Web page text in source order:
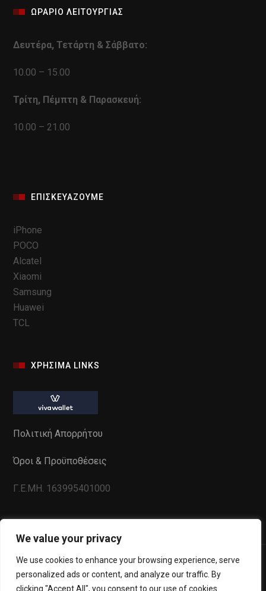
We value your privacy
We use cookies to enhance your browsing experience, serve
personalized ads or content, and analyze our traffic. By
clicking "Accept All", you consent to our use of cookies.
ΩΡΑΡΙΟ ΛΕΙΤΟΥΡΓΙΑΣ
Δευτέρα, Τετάρτη & Σάββατο:
10.00 – 15.00
Τρίτη, Πέμπτη & Παρασκευή:
10.00 – 21.00
ΕΠΙΣΚΕΥΆΖΟΥΜΕ
iPhone
POCO
Alcatel
Xiaomi
Samsung
Huawei
TCL
ΧΡΗΣΙΜΑ LINKS
Πολιτική Απορρήτου
Όροι & Προϋποθέσεις
Γ.Ε.ΜΗ. 163995401000